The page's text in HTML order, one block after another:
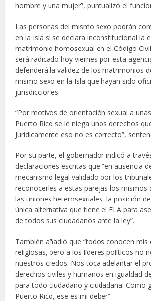
hombre y una mujer”, puntualizó el
Las personas del mismo sexo podrán
en la Isla si se declara inconstitucional la
matrimonio homosexual en el Código
será radicado hoy viernes por esta
defenderá la validez de los matrimonios
mismo sexo en la Isla que hayan sido
jurisdicciones.
“Por motivos de orientación sexual a
Puerto Rico se le niega unos derechos
Jurídicamente eso no es correcto”,
Por su parte, el gobernador indicó a
declaraciones escritas que “en ausencia
mecanismo legal validado por los
reconocerles a estas parejas los mismos
las uniones heterosexuales, la posición
única alternativa que tiene el ELA para
de todos sus ciudadanos ante la ley”.
También añadió que “todos conocen mis
religiosas, pero a los líderes políticos no
nuestros credos. Nos toca adelantar el
derechos civiles y humanos en igualdad
para todo ciudadano y ciudadana. Como
Puerto Rico, ese es mi deber”.